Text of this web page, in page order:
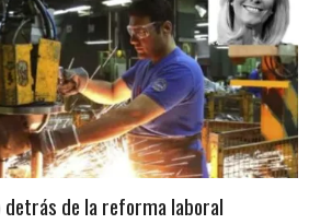
de la reforma laboral